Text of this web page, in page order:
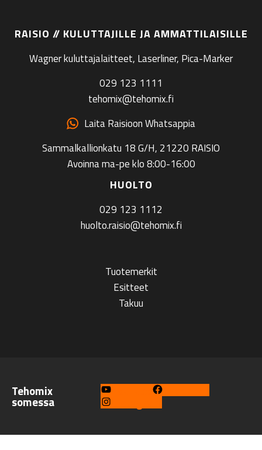
RAISIO // KULUTTAJILLE JA AMMATTILAISILLE
Wagner kuluttajalaitteet, Laserliner, Pica-Marker
029 123 1111
tehomix@tehomix.fi
Laita Raisioon Whatsappia
Sammalkallionkatu 18 G/H, 21220 RAISIO
Avoinna ma-pe klo 8:00-16:00
HUOLTO
029 123 1112
huolto.raisio@tehomix.fi
Tuotemerkit
Esitteet
Takuu
Tehomix
somessa